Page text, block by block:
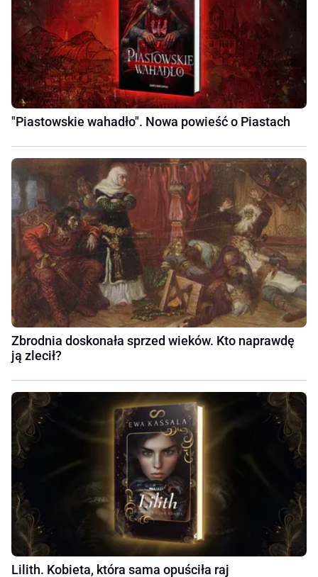
"Piastowskie wahadło". Nowa powieść o Piastach
Zbrodnia doskonała sprzed wieków. Kto naprawdę
ją zlecił?
Lilith. Kobieta, która sama opuściła raj